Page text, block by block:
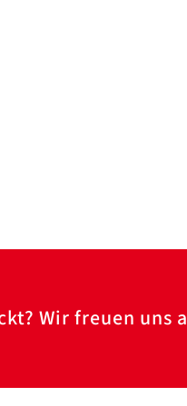
Wir freuen uns